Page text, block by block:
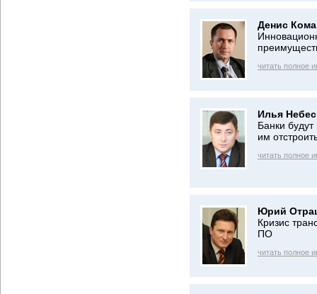
Денис
читать полное
Илья
Банки
им
читать полное
Юрий
Кризис
ПО
читать полное